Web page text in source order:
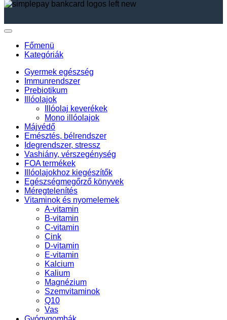
Főmenü
Kategóriák
Gyermek egészség
Immunrendszer
Prebiotikum
Illóolajok
Illóolaj keverékek
Mono illóolajok
Májvédő
Emésztés, bélrendszer
Idegrendszer, stressz
Vashiány, vérszegénység
FOA termékek
Illóolajokhoz kiegészítők
Egészségmegőrző könyvek
Méregtelenítés
Vitaminok és nyomelemek
A-vitamin
B-vitamin
C-vitamin
Cink
D-vitamin
E-vitamin
Kalcium
Kalium
Magnézium
Szemvitaminok
Q10
Vas